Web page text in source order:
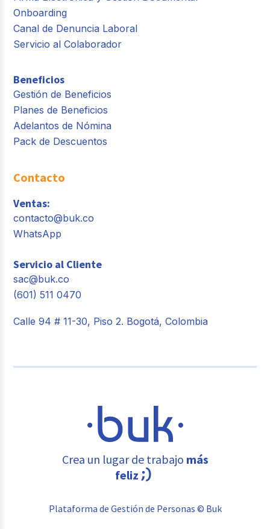
Onboarding
Canal de Denuncia Laboral
Servicio al Colaborador
Beneficios
Gestión de Beneficios
Planes de Beneficios
Adelantos de Nómina
Pack de Descuentos
Contacto
Ventas:
contacto@buk.co
WhatsApp
Servicio al Cliente
sac@buk.co
(601) 511 0470
Calle 94 # 11-30, Piso 2. Bogotá, Colombia
Crea un lugar de trabajo más
feliz
Plataforma de Gestión de Personas © Buk